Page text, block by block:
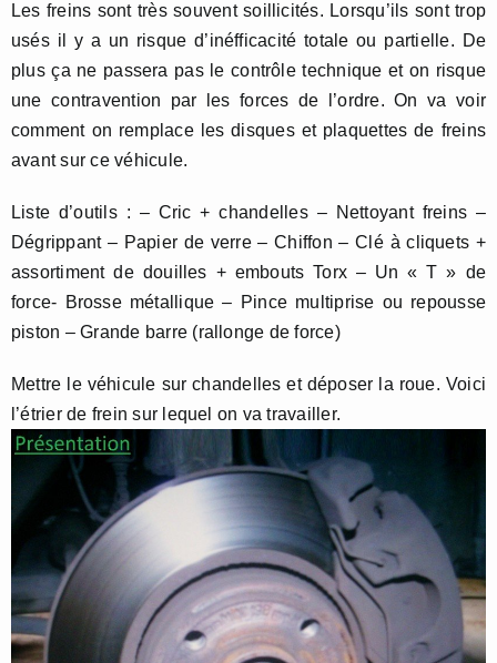
Les freins sont très souvent soillicités. Lorsqu’ils sont trop
usés il y a un risque d’inéfficacité totale ou partielle. De
plus ça ne passera pas le contrôle technique et on risque
une contravention par les forces de l’ordre. On va voir
comment on remplace les disques et plaquettes de freins
avant sur ce véhicule.
Liste d’outils : – Cric + chandelles – Nettoyant freins –
Dégrippant – Papier de verre – Chiffon – Clé à cliquets +
assortiment de douilles + embouts Torx – Un « T » de
force- Brosse métallique – Pince multiprise ou repousse
piston – Grande barre (rallonge de force)
Mettre le véhicule sur chandelles et déposer la roue. Voici
l’étrier de frein sur lequel on va travailler.